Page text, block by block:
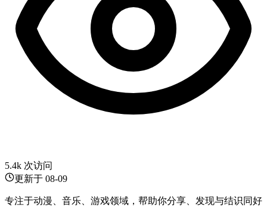
5.4k 次访问
更新于 08-09
专注于动漫、音乐、游戏领域，帮助你分享、发现与结识同好